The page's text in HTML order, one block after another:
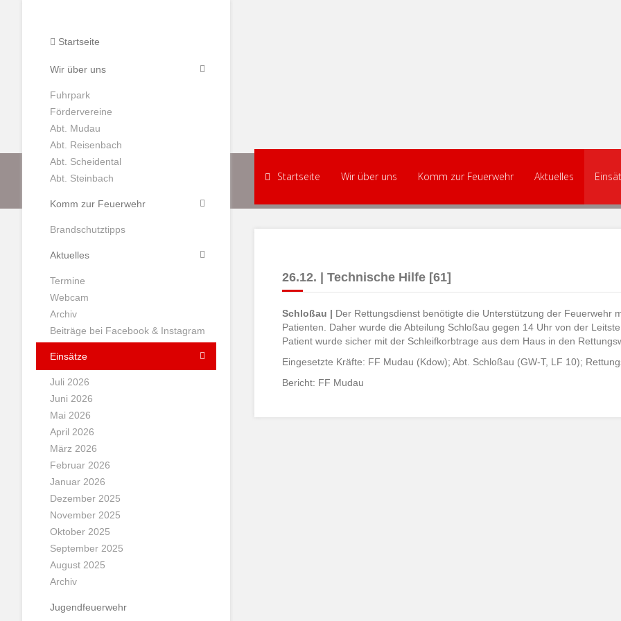
Startseite
Wir über uns
Fuhrpark
Fördervereine
Abt. Mudau
Abt. Reisenbach
Abt. Scheidental
Abt. Steinbach
Komm zur Feuerwehr
Brandschutztipps
Aktuelles
Termine
Webcam
Archiv
Beiträge bei Facebook & Instagram
Einsätze
Juli 2026
Juni 2026
Mai 2026
April 2026
März 2026
Februar 2026
Januar 2026
Dezember 2025
November 2025
Oktober 2025
September 2025
August 2025
Archiv
Jugendfeuerwehr
Startseite Wir über uns Komm zur Feuerwehr Aktuelles
26.12. | Technische Hilfe [61]
Schloßau | Der Rettungsdienst benötigte die Unterstützung der Feuerwehr
Patienten. Daher wurde die Abteilung Schloßau gegen 14 Uhr von der
Patient wurde sicher mit der Schleifkorbtrage aus dem Haus in den
Eingesetzte Kräfte: FF Mudau (Kdow); Abt. Schloßau (GW-T, LF 10);
Bericht: FF Mudau